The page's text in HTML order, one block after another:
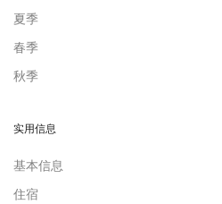
夏季
春季
秋季
实用信息
基本信息
住宿